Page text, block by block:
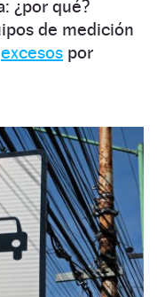
¿por qué?
de medición
excesos por